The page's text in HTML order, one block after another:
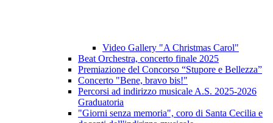
Video Gallery "A Christmas Carol"
Beat Orchestra, concerto finale 2025
Premiazione del Concorso “Stupore e Bellezza”
Concerto "Bene, bravo bis!"
Percorsi ad indirizzo musicale A.S. 2025-2026
Graduatoria
"Giorni senza memoria", coro di Santa Cecilia e